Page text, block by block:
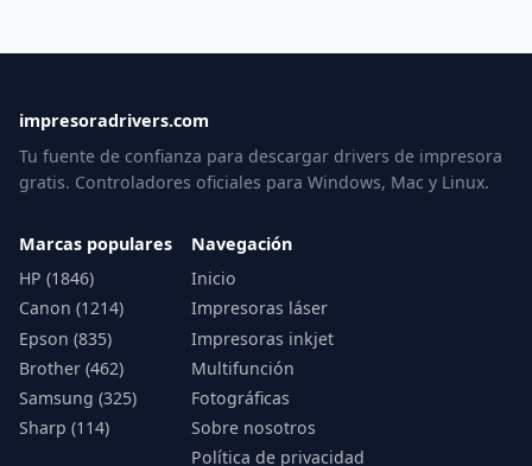
impresoradrivers.com
Tu fuente de confianza para descargar drivers de impresora
gratis. Controladores oficiales para Windows, Mac y Linux.
Marcas populares
HP (1846)
Canon (1214)
Epson (835)
Brother (462)
Samsung (325)
Sharp (114)
Navegación
Inicio
Impresoras láser
Impresoras inkjet
Multifunción
Fotográficas
Sobre nosotros
Política de privacidad